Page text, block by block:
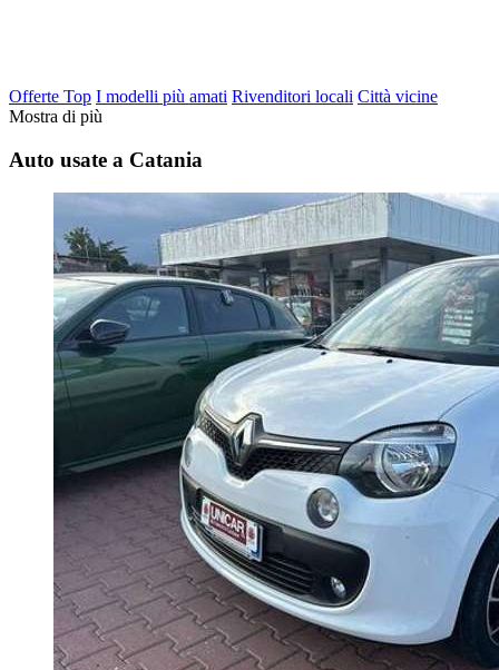
Offerte Top I modelli più amati Rivenditori locali Città vicine
Mostra di più
Auto usate a Catania